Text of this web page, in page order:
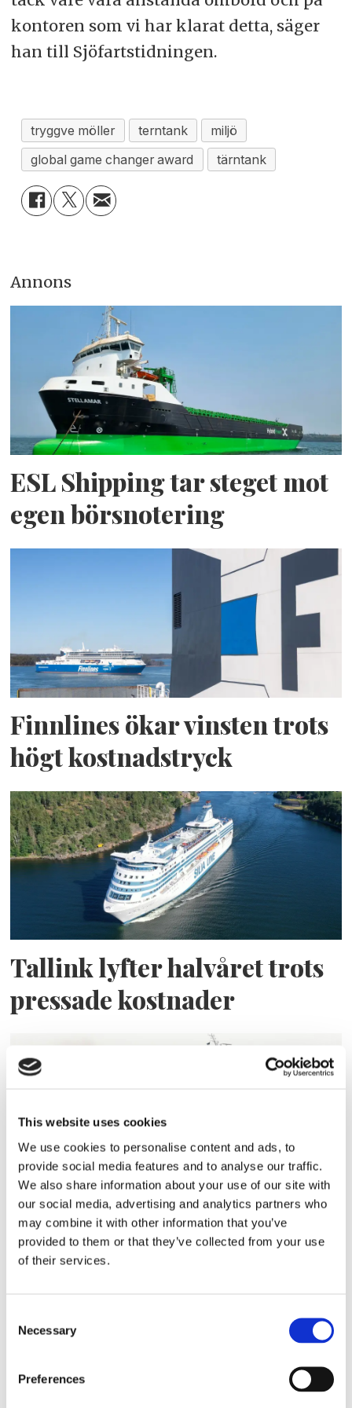
This website uses cookies
We use cookies to personalise content and ads, to
provide social media features and to analyse our traffic.
We also share information about your use of our site with
our social media, advertising and analytics partners who
may combine it with other information that you’ve
provided to them or that they’ve collected from your use
of their services.
Selection
Necessary
Preferences
kontoren som vi har klarat detta, säger
han till Sjöfartstidningen.
tryggve möller terntank
miljö
global game changer award
tärntank
Annons
ESL Shipping tar steget mot
egen börsnotering
Finnlines ökar vinsten trots
högt kostnadstryck
Tallink lyfter halvåret trots
pressade kostnader
Eckerö tyngs av höga
bränslekostnader men
frakten fortsätter växa